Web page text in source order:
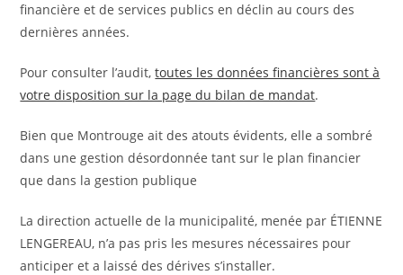
financière et de services publics en déclin au cours des
dernières années.
Pour consulter l’audit,toutes les données financières sont à
votre disposition sur la page du bilan de mandat.
Bien que Montrouge ait des atouts évidents, elle a sombré
dans une gestion désordonnée tant sur le plan financier
que dans la gestion publique
La direction actuelle de la municipalité, menée par ÉTIENNE
LENGEREAU, n’a pas pris les mesures nécessaires pour
anticiper et a laissé des dérives s’installer.